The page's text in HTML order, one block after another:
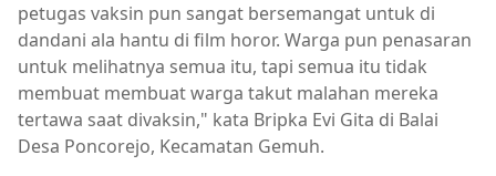
petugas vaksin pun sangat bersemangat untuk di
dandani ala hantu di film horor. Warga pun penasaran
untuk melihatnya semua itu, tapi semua itu tidak
membuat membuat warga takut malahan mereka
tertawa saat divaksin," kata Bripka Evi Gita di Balai
Desa Poncorejo, Kecamatan Gemuh.